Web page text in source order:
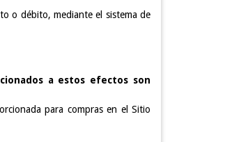
o débito, mediante el sistema de
a estos efectos son
para compras en el Sitio